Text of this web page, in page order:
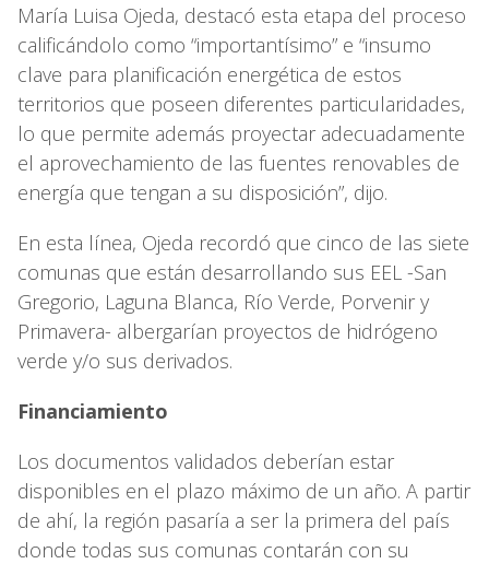
María Luisa Ojeda, destacó esta etapa del proceso
calificándolo como “importantísimo” e “insumo
clave para planificación energética de estos
territorios que poseen diferentes particularidades,
lo que permite además proyectar adecuadamente
el aprovechamiento de las fuentes renovables de
energía que tengan a su disposición”, dijo.
En esta línea, Ojeda recordó que cinco de las siete
comunas que están desarrollando sus EEL -San
Gregorio, Laguna Blanca, Río Verde, Porvenir y
Primavera- albergarían proyectos de hidrógeno
verde y/o sus derivados.
Financiamiento
Los documentos validados deberían estar
disponibles en el plazo máximo de un año. A partir
de ahí, la región pasaría a ser la primera del país
donde todas sus comunas contarán con su